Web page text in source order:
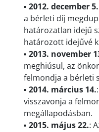
▪ 2012. december 5.
a bérleti díj
határozatlan idejű
határozott idejűvé
▪ 2013. november
meghiúsul, az
felmondja a bérleti
▪ 2014. március 14.
visszavonja a
megállapodásban.
▪ 2015. május 22.: